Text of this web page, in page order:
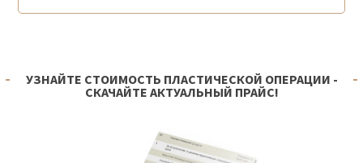
УЗНАЙТЕ СТОИМОСТЬ ПЛАСТИЧЕСКОЙ ОПЕРАЦИИ -
СКАЧАЙТЕ АКТУАЛЬНЫЙ ПРАЙС!